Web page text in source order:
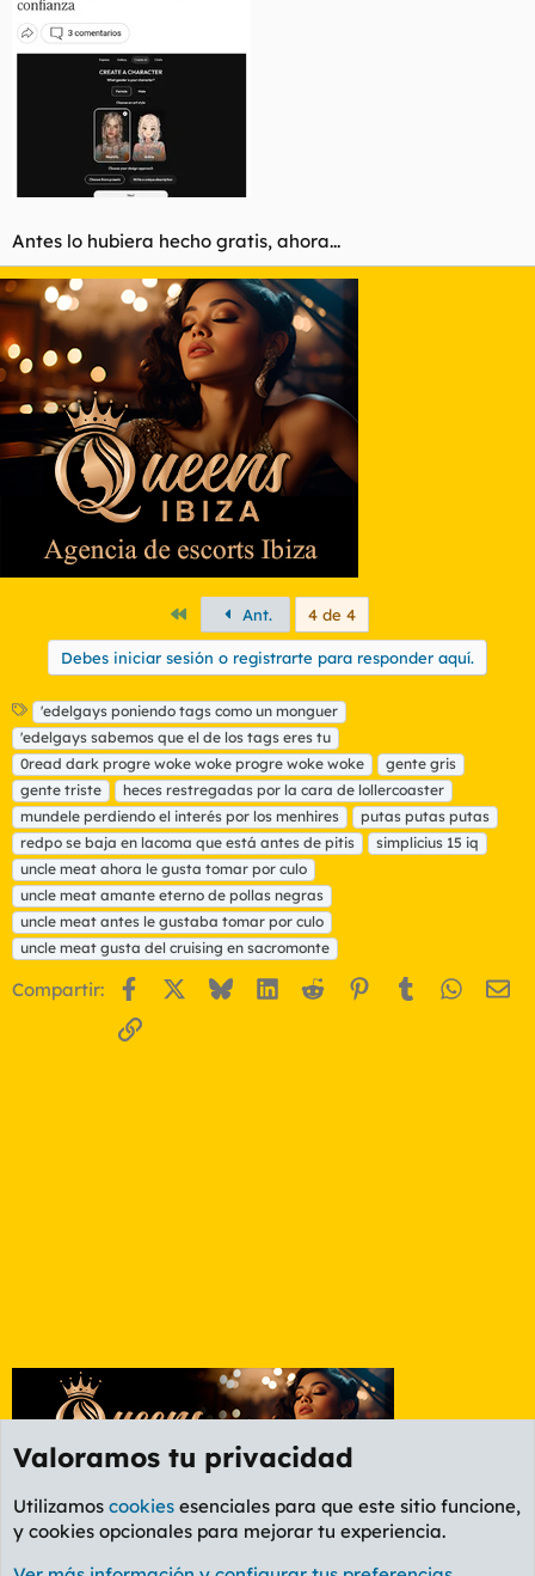
Antes lo hubiera hecho gratis, ahora...
PrimeroAnt. 4 de 4
Debes iniciar sesión o registrarte para responder aquí.
E
t
i
q
u
e
t
a
s
'edelgays poniendo tags como un monguer
'edelgays sabemos que el de los tags eres tu
0read dark progre woke woke progre woke woke
gente gris
gente triste
heces restregadas por la cara de lollercoaster
mundele perdiendo el interés por los menhires
putas putas putas
redpo se baja en lacoma que está antes de pitis
simplicius 15 iq
uncle meat ahora le gusta tomar por culo
uncle meat amante eterno de pollas negras
uncle meat antes le gustaba tomar por culo
uncle meat gusta del cruising en sacromonte
Compartir: Facebook BlueskyLinkedIn
Reddit Pinterest
Tumblr
Enlace
Foro General
Valoramos tu privacidad
Utilizamos cookies esenciales para que este sitio funcione,
y cookies opcionales para mejorar tu experiencia.